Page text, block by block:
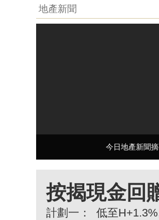
地產新聞
今日地產新聞
按揭現金回
計劃一：
低至